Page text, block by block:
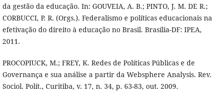
da gestão da educação. In: GOUVEIA, A. B.; PINTO, J. M. DE R.;
CORBUCCI, P. R. (Orgs.). Federalismo e políticas educacionais na
efetivação do direito à educação no Brasil. Brasília-DF: IPEA,
2011.
PROCOPIUCK, M.; FREY, K. Redes de Políticas Públicas e de
Governança e sua análise a partir da Websphere Analysis. Rev.
Sociol. Polít., Curitiba, v. 17, n. 34, p. 63-83, out. 2009.